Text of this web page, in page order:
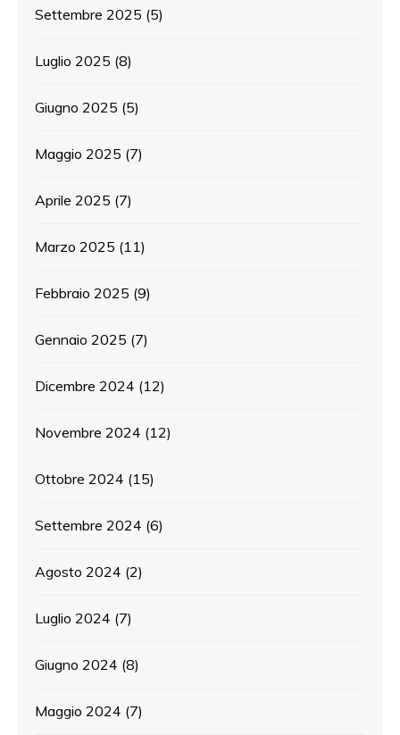
Settembre 2025 (5)
Luglio 2025 (8)
Giugno 2025 (5)
Maggio 2025 (7)
Aprile 2025 (7)
Marzo 2025 (11)
Febbraio 2025 (9)
Gennaio 2025 (7)
Dicembre 2024 (12)
Novembre 2024 (12)
Ottobre 2024 (15)
Settembre 2024 (6)
Agosto 2024 (2)
Luglio 2024 (7)
Giugno 2024 (8)
Maggio 2024 (7)